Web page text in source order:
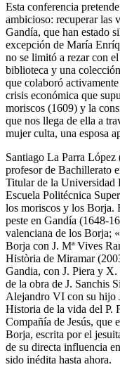
Esta conferencia
ambicioso: recuperar las
Gandía, que han estado
excepción de María
no se limitó a rezar con
biblioteca y una
que colaboró
crisis económica que
moriscos (1609) y la
que nos llega de ella a
mujer culta, una esposa
Santiago La Parra López
profesor de Bachillerato
Titular de la Universidad
Escuela Politécnica
los moriscos y los Borja.
peste en Gandía (1648-
valenciana de los Borja;
Borja con J. Mª Vives
Història de Miramar
Gandia, con J. Piera y
de la obra de J. Sanchis
Alejandro VI con su hijo
Historia de la vida del P.
Compañía de Jesús, que
Borja, escrita por el
de su directa influencia
sido inédita hasta ahora.